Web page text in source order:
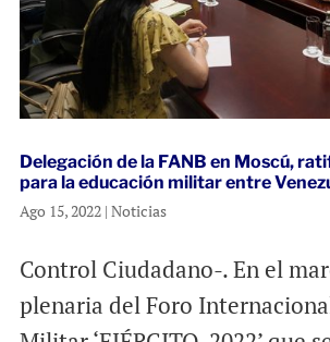
Delegación de la FANB en Moscú,
para la educación militar entre
Ago 15, 2022| Noticias
Control Ciudadano-. En el
plenaria del Foro